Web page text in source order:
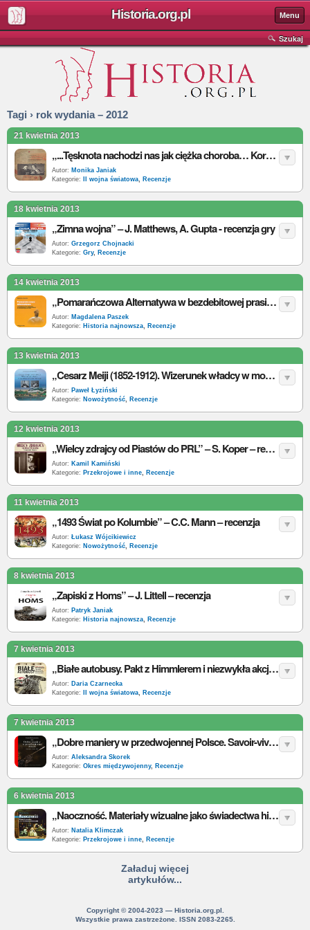
Historia.org.pl Menu
Szukaj
Tagi › rok wydania – 2012
21 kwietnia 2013
„...Tęsknota nachodzi nas jak ciężka choroba… Korespondencja wojenna rodziny Finkelsztejnów (1939-1941)” – E. Koźmińska-Frejlak (red.) - recenzja
Autor: Monika Janiak
Kategorie:
II wojna światowa, Recenzje
18 kwietnia 2013
„Zimna wojna” – J. Matthews, A. Gupta - recenzja gry
Autor: Grzegorz Chojnacki
Kategorie: Gry, Recenzje
14 kwietnia 2013
„Pomarańczowa Alternatywa w bezdebitowej prasie studenckiej, we wspomnieniach i w drukach ulotnych lat osiemdziesiatych XX wieku” – A. Jaworska – recenzja
Autor: Magdalena Paszek
Kategorie: Historia najnowsza, Recenzje
13 kwietnia 2013
„Cesarz Meiji (1852-1912). Wizerunek władcy w modernizowanej Japonii w setną rocznicę śmierci cesarza” – E. Pałasz-Rutkowska – recenzja
Autor: Paweł Łyziński
Kategorie: Nowożytność, Recenzje
12 kwietnia 2013
„Wielcy zdrajcy od Piastów do PRL” – S. Koper – recenzja (2)
Autor: Kamil Kamiński
Kategorie: Przekrojowe i inne, Recenzje
11 kwietnia 2013
„1493 Świat po Kolumbie” – C.C. Mann – recenzja
Autor: Łukasz Wójcikiewicz
Kategorie: Nowożytność, Recenzje
8 kwietnia 2013
„Zapiski z Homs” – J. Littell – recenzja
Autor: Patryk Janiak
Kategorie: Historia najnowsza, Recenzje
7 kwietnia 2013
„Białe autobusy. Pakt z Himmlerem i niezwykła akcja ratowania więźniów obozów koncentracyjnych” – S. Persson – recenzja
Autor: Daria Czarnecka
Kategorie:
II wojna światowa, Recenzje
7 kwietnia 2013
„Dobre maniery w przedwojennej Polsce. Savoir-vivre-Zasady-Gafy” - M. Barbasiewicz - recenzja
Autor: Aleksandra Skorek
Kategorie: Okres międzywojenny, Recenzje
6 kwietnia 2013
„Naoczność. Materiały wizualne jako świadectwa historyczne” – P. Burke – recenzja
Autor: Natalia Klimczak
Kategorie: Przekrojowe i inne, Recenzje
Załaduj więcej
artykułów...
Copyright © 2004-2023 — Historia.org.pl.
Wszystkie prawa zastrzeżone. ISSN 2083-2265.